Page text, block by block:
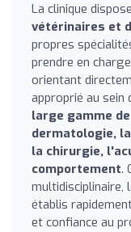
La clinique
vétérinaires et
propres
prendre en
orientant
approprié au sein
large gamme
dermatologie,
la chirurgie,
comportement.
multidisciplinaire,
établis
et confiance au